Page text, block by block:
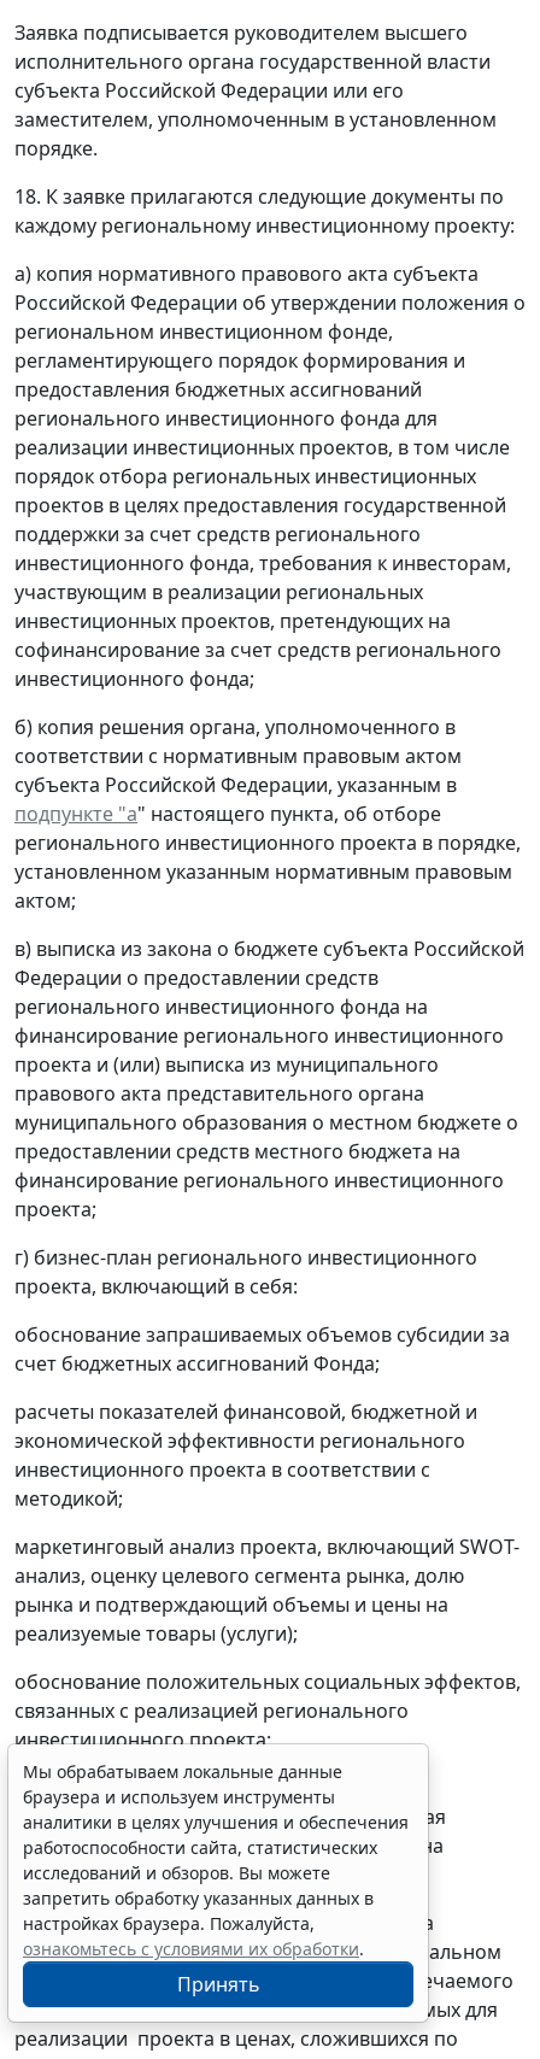
Заявка подписывается руководителем высшего
исполнительного органа государственной власти
субъекта Российской Федерации или его
заместителем, уполномоченным в установленном
порядке.
18. К заявке прилагаются следующие документы по
каждому региональному инвестиционному проекту:
а) копия нормативного правового акта субъекта
Российской Федерации об утверждении положения о
региональном инвестиционном фонде,
регламентирующего порядок формирования и
предоставления бюджетных ассигнований
регионального инвестиционного фонда для
реализации инвестиционных проектов, в том числе
порядок отбора региональных инвестиционных
проектов в целях предоставления государственной
поддержки за счет средств регионального
инвестиционного фонда, требования к инвесторам,
участвующим в реализации региональных
инвестиционных проектов, претендующих на
софинансирование за счет средств регионального
инвестиционного фонда;
б) копия решения органа, уполномоченного в
соответствии с нормативным правовым актом
субъекта Российской Федерации, указанным в
подпункте "а" настоящего пункта, об отборе
регионального инвестиционного проекта в порядке,
установленном указанным нормативным правовым
актом;
в) выписка из закона о бюджете субъекта Российской
Федерации о предоставлении средств
регионального инвестиционного фонда на
финансирование регионального инвестиционного
проекта и (или) выписка из муниципального
правового акта представительного органа
муниципального образования о местном бюджете о
предоставлении средств местного бюджета на
финансирование регионального инвестиционного
проекта;
г) бизнес-план регионального инвестиционного
проекта, включающий в себя:
обоснование запрашиваемых объемов субсидии за
счет бюджетных ассигнований Фонда;
расчеты показателей финансовой, бюджетной и
экономической эффективности регионального
инвестиционного проекта в соответствии с
методикой;
маркетинговый анализ проекта, включающий SWOT-
анализ, оценку целевого сегмента рынка, долю
рынка и подтверждающий объемы и цены на
реализуемые товары (услуги);
обоснование положительных социальных эффектов,
связанных с реализацией регионального
инвестиционного проекта;
д) финансовая модель регионального
инвестиционного проекта, соответствующая
требованиям, установленным методикой (на
электронном носителе);
е) копия решения уполномоченного органа
управления инвестора об участии в региональном
инвестиционном проекте с указанием намечаемого
объема инвестиций инвестора, направляемых для
реализации проекта в ценах, сложившихся по
Мы обрабатываем локальные данные
браузера и используем инструменты
аналитики в целях улучшения и обеспечения
работоспособности сайта, статистических
исследований и обзоров. Вы можете
запретить обработку указанных данных в
настройках браузера. Пожалуйста,
ознакомьтесь с условиями их обработки.
Принять